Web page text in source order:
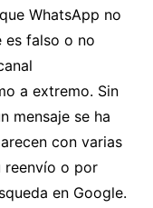
WhatsApp no
es falso o no
a extremo. Sin
mensaje se ha
con varias
reenvío o por
en Google.